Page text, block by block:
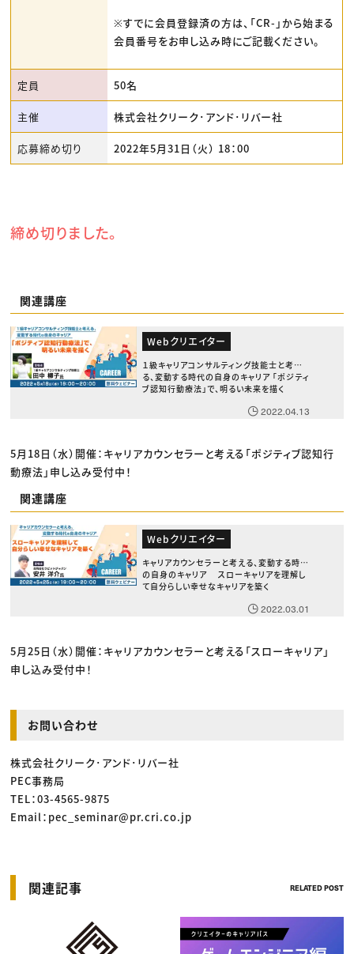
※すでに会員登録済の方は、「CR-」から始まる
会員番号をお申し込み時にご記載ください。
定員 50名
主催 株式会社クリーク･アンド･リバー社
応募締め切り 2022年5月31日（火） 18：00
締め切りました。
関連講座
Webクリエイター
１級キャリアコンサルティング技能士と考え
る、変動する時代の自身のキャリア 「ポジティ
ブ認知行動療法」で、明るい未来を描く
2022.04.13
5月18日（水）開催：キャリアカウンセラーと考える「ポジティブ認知行
動療法」申し込み受付中！
関連講座
Webクリエイター
キャリアカウンセラーと考える、変動する時代
の自身のキャリア スローキャリアを理解し
て自分らしい幸せなキャリアを築く
2022.03.01
5月25日（水）開催：キャリアカウンセラーと考える「スローキャリア」
申し込み受付中！
お問い合わせ
株式会社クリーク･アンド･リバー社
PEC事務局
TEL：03-4565-9875
Email：pec_seminar@pr.cri.co.jp
関連記事 RELATED POST